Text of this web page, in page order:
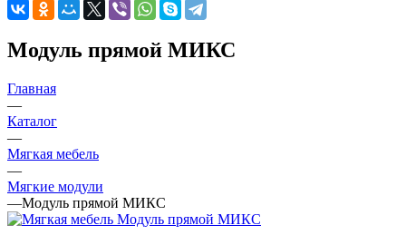
Модуль прямой МИКС
Главная
—
Каталог
—
Мягкая мебель
—
Мягкие модули
—Модуль прямой МИКС